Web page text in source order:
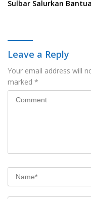
Sulbar Salurkan
Leave a Reply
Your email address will
marked *